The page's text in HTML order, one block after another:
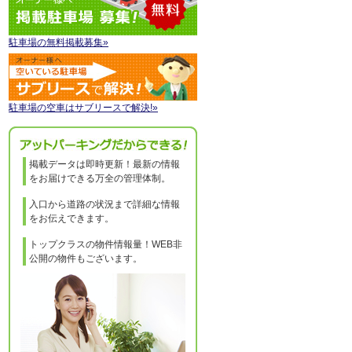
駐車場の無料掲載募集»
駐車場の空車はサブリースで解決!»
掲載データは即時更新！最新の情報
をお届けできる万全の管理体制。
入口から道路の状況まで詳細な情報
をお伝えできます。
トップクラスの物件情報量！WEB非
公開の物件もございます。